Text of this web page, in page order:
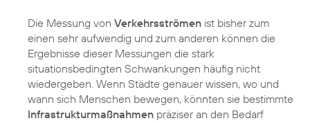
Die Messung von Verkehrsströmen ist bisher zum
einen sehr aufwendig und zum anderen können die
Ergebnisse dieser Messungen die stark
situationsbedingten Schwankungen häufig nicht
wiedergeben. Wenn Städte genauer wissen, wo und
wann sich Menschen bewegen, könnten sie bestimmte
Infrastrukturmaßnahmen präziser an den Bedarf